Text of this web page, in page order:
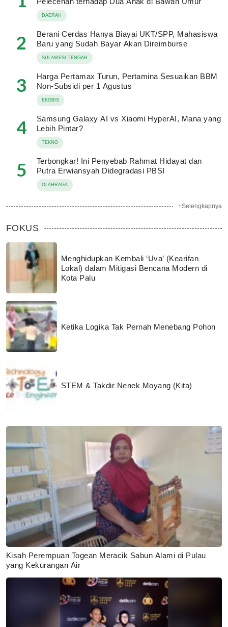
DAERAH
2
Berani Cerdas Hanya Biayai UKT/SPP, Mahasiswa
Baru yang Sudah Bayar Akan Direimburse
SULAWESI TENGAH
3
Harga Pertamax Turun, Pertamina Sesuaikan BBM
Non-Subsidi per 1 Agustus
EKOBIS
4
Samsung Galaxy AI vs Xiaomi HyperAI, Mana yang
Lebih Pintar?
TEKNO
5
Terbongkar! Ini Penyebab Rahmat Hidayat dan
Putra Erwiansyah Didegradasi PBSI
OLAHRAGA
+Selengkapnya
FOKUS
Menghidupkan Kembali ‘Uva’ (Kearifan
Lokal) dalam Mitigasi Bencana Modern di
Kota Palu
Ketika Logika Tak Pernah Menebang Pohon
STEM & Takdir Nenek Moyang (Kita)
Kisah Perempuan Togean Meracik Sabun Alami di Pulau
yang Kekurangan Air